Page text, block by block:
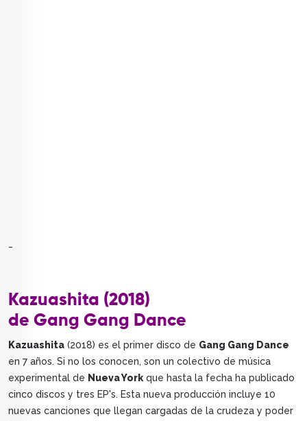
Kazuashita (2018)
de Gang Gang Dance
Kazuashita (2018) es el primer disco de Gang Gang Dance
en 7 años. Si no los conocen, son un colectivo de música
experimental de Nueva Yorkque hasta la fecha ha publicado
cinco discos y tres EP's. Esta nueva producción incluye 10
nuevas canciones que llegan cargadas de la crudeza y poder